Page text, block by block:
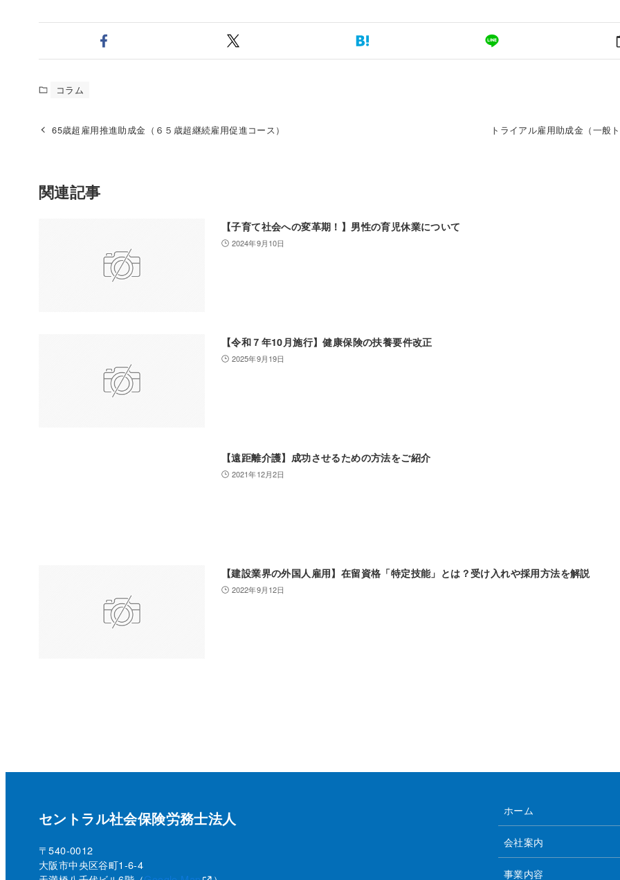
コラム
65歳超雇用推進助成金（６５歳超継続雇用促進コース） トライアル雇用助成金（一般
関連記事
【子育て社会への変革期！】男性の育児休業について
2024年9月10日
【令和７年10月施行】健康保険の扶養要件改正
2025年9月19日
【遠距離介護】成功させるための方法をご紹介
2021年12月2日
【建設業界の外国人雇用】在留資格「特定技能」とは？受け入れや採用方法を解説
2022年9月12日
セントラル社会保険労務士法人
〒540-0012
大阪市中央区谷町1-6-4
ホーム
会社案内
事業内容